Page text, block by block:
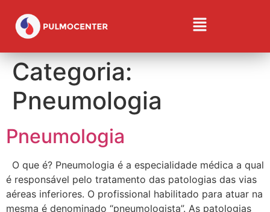
Categoria:
Pneumologia
Pneumologia
O que é? Pneumologia é a especialidade médica a qual
é responsável pelo tratamento das patologias das vias
aéreas inferiores. O profissional habilitado para atuar na
mesma é denominado “pneumologista”. As patologias